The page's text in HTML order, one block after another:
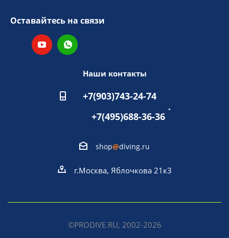
Оставайтесь на связи
Наши контакты
+7(903)743-24-74
+7(495)688-36-36
shop@diving.ru
г.Москва, Яблочкова 21к3
©PRODIVE.RU, 2002-2026